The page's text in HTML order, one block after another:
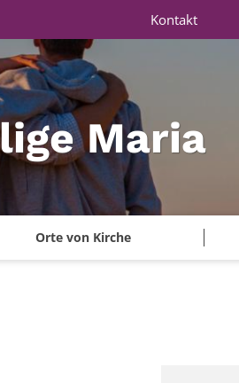
Maria
Orte von Kirche
Kontakt